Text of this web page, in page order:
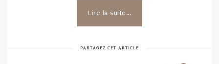
Lire la suite...
PARTAGEZ CET ARTICLE